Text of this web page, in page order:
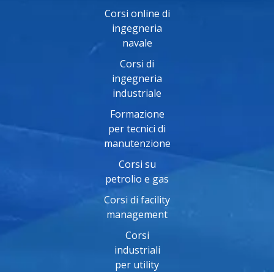
Corsi online di
ingegneria
navale
Corsi di
ingegneria
industriale
Formazione
per tecnici di
manutenzione
Corsi su
petrolio e gas
Corsi di facility
management
Corsi
industriali
per utility